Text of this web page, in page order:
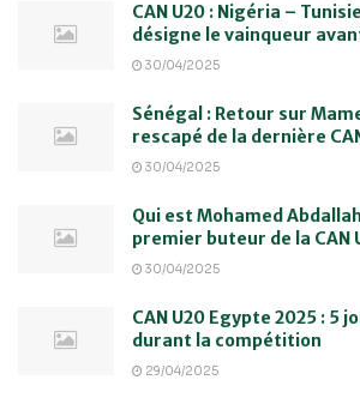
CAN U20 : Nigéria –
désigne le vainqueur
30/04/2025
Sénégal : Retour sur
rescapé de la dernière
30/04/2025
Qui est Mohamed
premier buteur de la CAN
30/04/2025
CAN U20 Egypte 2025 : 5
durant la compétition
29/04/2025